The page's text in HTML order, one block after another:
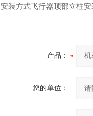
安装方式飞行器顶部立柱
产品：
您的单位：